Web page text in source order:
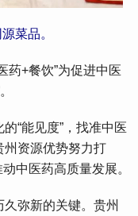
菜品。
+餐饮”为促进中医
“能见度”，找准中医
州资源优势努力打
动中医药高质量发展。
弥新的关键。贵州